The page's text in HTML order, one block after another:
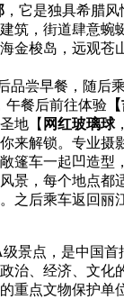
，它是独具希腊风
筑，街道肆意蜿
金梭岛，远观苍
品尝早餐，随后
午餐后前往体验
地【 网红玻璃球，
来解锁。专业摄
篷车一起凹造型
景，每个地点都
之后乘车返回丽
级景点，是中国首
治、经济、文化
重点文物保护单